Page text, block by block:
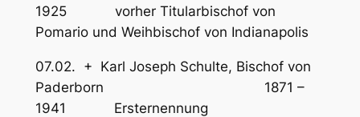
1925 vorher Titularbischof von
Pomario und Weihbischof von Indianapolis
07.02. + Karl Joseph Schulte, Bischof von
Paderborn 1871 –
1941 Ersternennung